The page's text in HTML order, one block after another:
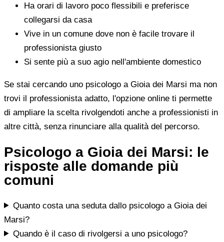
Ha orari di lavoro poco flessibili e preferisce
collegarsi da casa
Vive in un comune dove non è facile trovare il
professionista giusto
Si sente più a suo agio nell'ambiente domestico
Se stai cercando uno psicologo a Gioia dei Marsi ma non
trovi il professionista adatto, l'opzione online ti permette
di ampliare la scelta rivolgendoti anche a professionisti in
altre città, senza rinunciare alla qualità del percorso.
Psicologo a Gioia dei Marsi: le
risposte alle domande più
comuni
Quanto costa una seduta dallo psicologo a Gioia dei
Marsi?
Quando è il caso di rivolgersi a uno psicologo?